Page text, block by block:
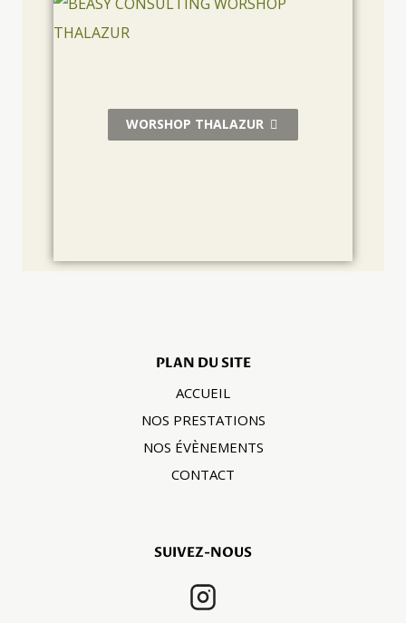
WORSHOP THALAZUR
PLAN DU SITE
ACCUEIL
NOS PRESTATIONS
NOS ÉVÈNEMENTS
CONTACT
SUIVEZ-NOUS